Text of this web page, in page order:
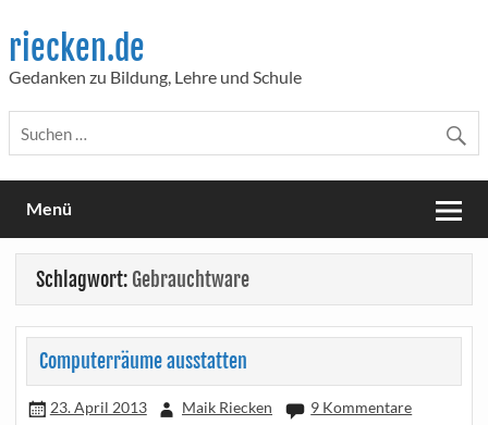
content
riecken.de
Gedanken zu Bildung, Lehre und Schule
Menü
Schlagwort: Gebrauchtware
Computerräume ausstatten
23. April 2013 Maik Riecken 9 Kommentare